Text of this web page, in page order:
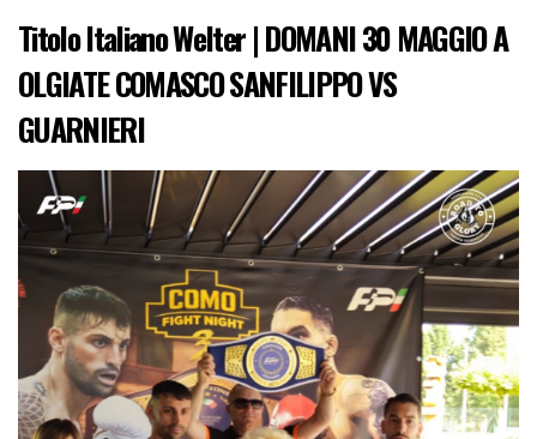
Titolo Italiano Welter | DOMANI 30 MAGGIO A
OLGIATE COMASCO SANFILIPPO VS
GUARNIERI